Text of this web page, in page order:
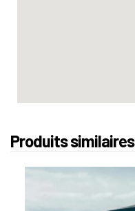
Produits similaires